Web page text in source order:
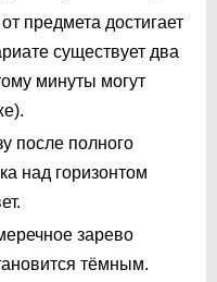
предмета достигает
существует два
минуты могут
после полного
над горизонтом
зарево
тёмным.